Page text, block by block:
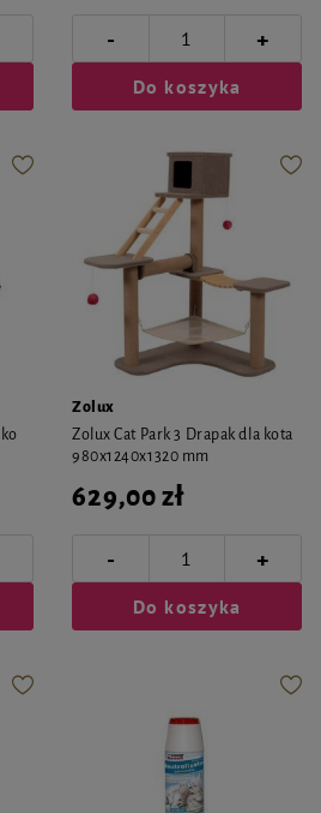
- +
Do koszyka
Zolux
Zolux Cat Park 3 Drapak dla kota
980x1240x1320 mm
629,00 zł
- +
Do koszyka